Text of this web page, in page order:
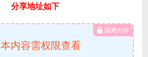
分享地址如下
隐藏内容
本内容需权限查看